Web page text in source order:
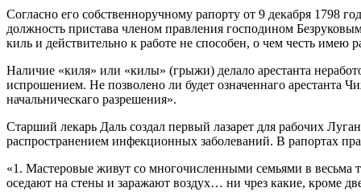
Согласно его собственноручному рапорту от 9 декабря 1798
должность пристава членом правления господином
киль и действительно к работе не способен, о чем честь имею
Наличие «киля» или «килы» (грыжи) делало арестанта
испрошением. Не позволено ли будет означеннаго арестанта
начальническаго разрешения».
Старший лекарь Даль создал первый лазарет для рабочих
распространением инфекционных заболеваний. В рапортах
«1. Мастеровые живут со многочисленными семьями в весьма
оседают на стены и заражают воздух… ни чрез какие, кроме